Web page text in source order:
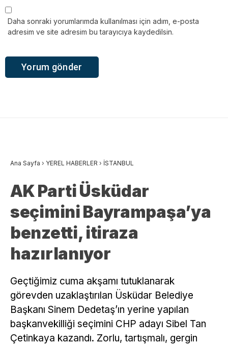
Daha sonraki yorumlarımda kullanılması için adım, e-posta
adresim ve site adresim bu tarayıcıya kaydedilsin.
Ana Sayfa › YEREL HABERLER › İSTANBUL
AK Parti Üsküdar
seçimini Bayrampaşa’ya
benzetti, itiraza
hazırlanıyor
Geçtiğimiz cuma akşamı tutuklanarak
görevden uzaklaştırılan Üsküdar Belediye
Başkanı Sinem Dedetaş’ın yerine yapılan
başkanvekilliği seçimini CHP adayı Sibel Tan
Çetinkaya kazandı. Zorlu, tartışmalı, gergin